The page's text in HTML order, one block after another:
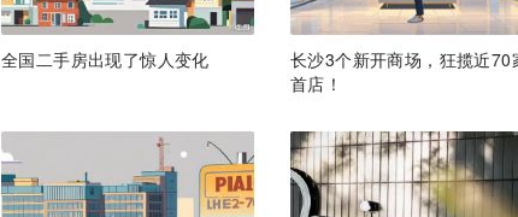
全国二手房出现了惊人变化
长沙3个新开商场，狂揽近70
首店！